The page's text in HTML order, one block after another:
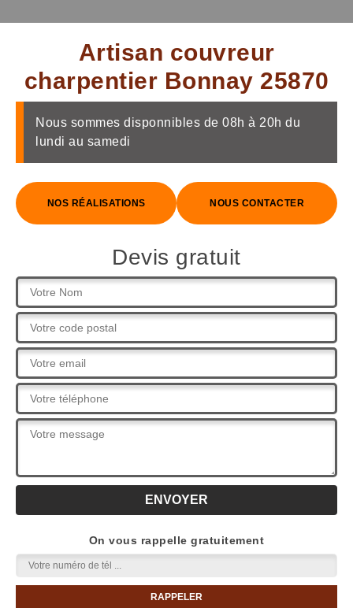
Artisan couvreur
charpentier Bonnay 25870
Nous sommes disponnibles de 08h à 20h du
lundi au samedi
NOS RÉALISATIONS NOUS CONTACTER
Devis gratuit
On vous rappelle gratuitement